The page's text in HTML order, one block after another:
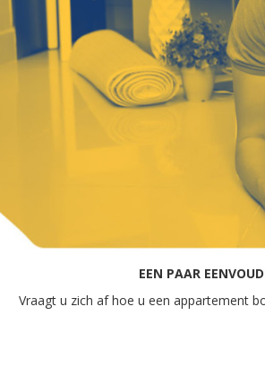
EEN PAAR
Vraagt u zich af hoe u een appartement